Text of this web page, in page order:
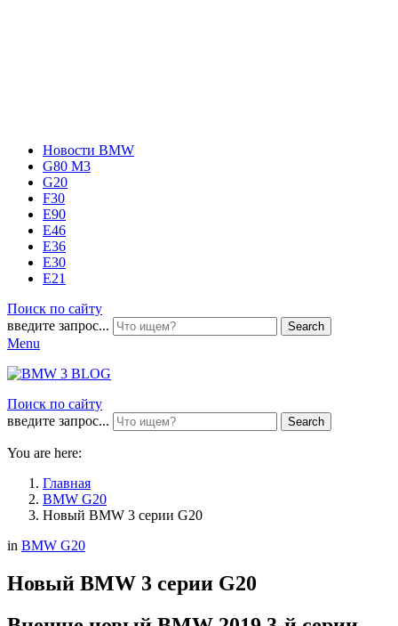
Новости BMW
G80 M3
G20
F30
E90
E46
E36
E30
E21
Поиск по сайту
введите запрос...
Search
Menu
Поиск по сайту
введите запрос...
Search
You are here:
Главная
BMW G20
Новый BMW 3 серии G20
in BMW G20
Новый BMW 3 серии G20